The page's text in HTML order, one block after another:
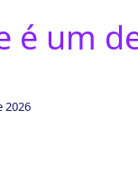
é um
2026